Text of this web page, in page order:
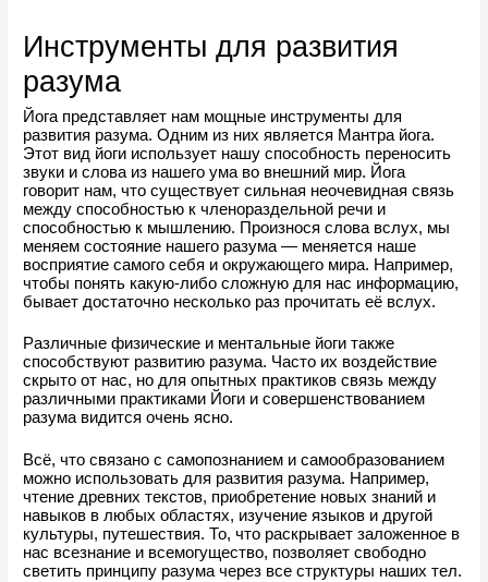
Инструменты для развития
разума
Йога представляет нам мощные инструменты для
развития разума. Одним из них является Мантра йога.
Этот вид йоги использует нашу способность переносить
звуки и слова из нашего ума во внешний мир. Йога
говорит нам, что существует сильная неочевидная связь
между способностью к членораздельной речи и
способностью к мышлению. Произнося слова вслух, мы
меняем состояние нашего разума — меняется наше
восприятие самого себя и окружающего мира. Например,
чтобы понять какую-либо сложную для нас информацию,
бывает достаточно несколько раз прочитать её вслух.
Различные физические и ментальные йоги также
способствуют развитию разума. Часто их воздействие
скрыто от нас, но для опытных практиков связь между
различными практиками Йоги и совершенствованием
разума видится очень ясно.
Всё, что связано с самопознанием и самообразованием
можно использовать для развития разума. Например,
чтение древних текстов, приобретение новых знаний и
навыков в любых областях, изучение языков и другой
культуры, путешествия. То, что раскрывает заложенное в
нас всезнание и всемогущество, позволяет свободно
светить принципу разума через все структуры наших тел.